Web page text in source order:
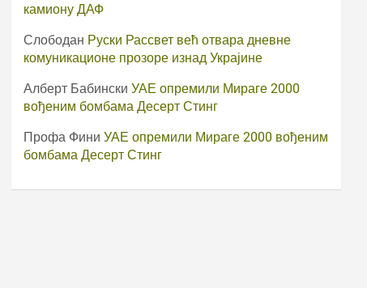
камиону ДАФ
Слободан Руски Рассвет већ отвара дневне
комуникационе прозоре изнад Украјине
Алберт Бабински УАЕ опремили Мираге 2000
вођеним бомбама Десерт Стинг
Профа Фини УАЕ опремили Мираге 2000 вођеним
бомбама Десерт Стинг